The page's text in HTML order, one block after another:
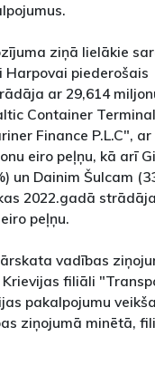
ziņā lielākie
piederošais
ar 29,614
Container
Finance P.L.C", ar
eiro peļņu, kā arī
un Dainim Šulcam
2022.gadā
peļņu.
vadības
filiāli
pakalpojumu
ziņojumā minētā,